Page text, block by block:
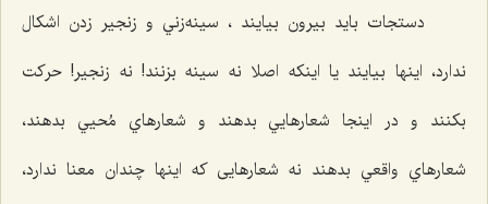
دستجات بايد بيرون بيايند ، سينه‌زني و زنجير زدن اشكال
ندارد، اينها بيايند يا اينكه اصلا نه سينه بزنند! نه زنجير! حركت
بكنند و در اينجا شعارهایي بدهند و شعارهاي مُحيي بدهند،
شعارهاي واقعي بدهند نه شعارهايی كه اينها چندان معنا ندارد،